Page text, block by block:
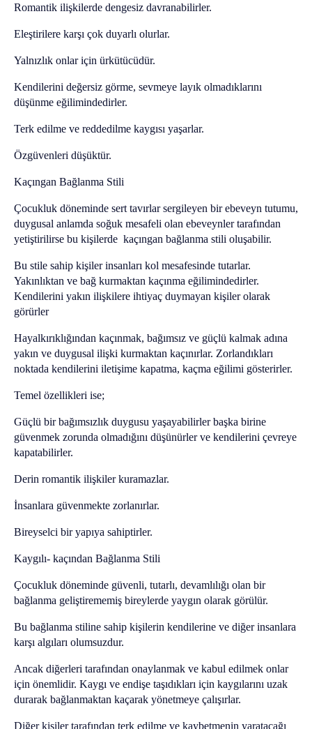
Romantik ilişkilerde dengesiz davranabilirler.
Eleştirilere karşı çok duyarlı olurlar.
Yalnızlık onlar için ürkütücüdür.
Kendilerini değersiz görme, sevmeye layık olmadıklarını
düşünme eğilimindedirler.
Terk edilme ve reddedilme kaygısı yaşarlar.
Özgüvenleri düşüktür.
Kaçıngan Bağlanma Stili
Çocukluk döneminde sert tavırlar sergileyen bir ebeveyn tutumu,
duygusal anlamda soğuk mesafeli olan ebeveynler tarafından
yetiştirilirse bu kişilerde kaçıngan bağlanma stili oluşabilir.
Bu stile sahip kişiler insanları kol mesafesinde tutarlar.
Yakınlıktan ve bağ kurmaktan kaçınma eğilimindedirler.
Kendilerini yakın ilişkilere ihtiyaç duymayan kişiler olarak
görürler
Hayalkırıklığından kaçınmak, bağımsız ve güçlü kalmak adına
yakın ve duygusal ilişki kurmaktan kaçınırlar. Zorlandıkları
noktada kendilerini iletişime kapatma, kaçma eğilimi gösterirler.
Temel özellikleri ise;
Güçlü bir bağımsızlık duygusu yaşayabilirler başka birine
güvenmek zorunda olmadığını düşünürler ve kendilerini çevreye
kapatabilirler.
Derin romantik ilişkiler kuramazlar.
İnsanlara güvenmekte zorlanırlar.
Bireyselci bir yapıya sahiptirler.
Kaygılı- kaçından Bağlanma Stili
Çocukluk döneminde güvenli, tutarlı, devamlılığı olan bir
bağlanma geliştirememiş bireylerde yaygın olarak görülür.
Bu bağlanma stiline sahip kişilerin kendilerine ve diğer insanlara
karşı algıları olumsuzdur.
Ancak diğerleri tarafından onaylanmak ve kabul edilmek onlar
için önemlidir. Kaygı ve endişe taşıdıkları için kaygılarını uzak
durarak bağlanmaktan kaçarak yönetmeye çalışırlar.
Diğer kişiler tarafından terk edilme ve kaybetmenin yaratacağı